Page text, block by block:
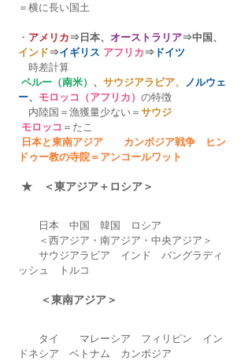
＝横に長い国土
・ アメリカ⇒日本、 オーストラリア⇒中国、
インド⇒イギリス アフリカ⇒ ドイツ
時差計算
ペルー（南米） 、 サウジアラビア、 ノルウェ
ー、 モロッコ（アフリカ） の特徴
内陸国＝漁獲量少ない＝ サウジ
モロッコ ＝たこ
日本と東南アジア　　カンボジア戦争　ヒン
ドゥー教の寺院＝アンコールワット
★　＜東アジア＋ロシア＞
日本　中国　韓国　ロシア
＜西アジア・南アジア・中央アジア＞
サウジアラビア　インド　バングラディ
ッシュ　トルコ
＜東南アジア＞
タイ　　マレーシア　フィリピン　イン
ドネシア　ベトナム　カンボジア